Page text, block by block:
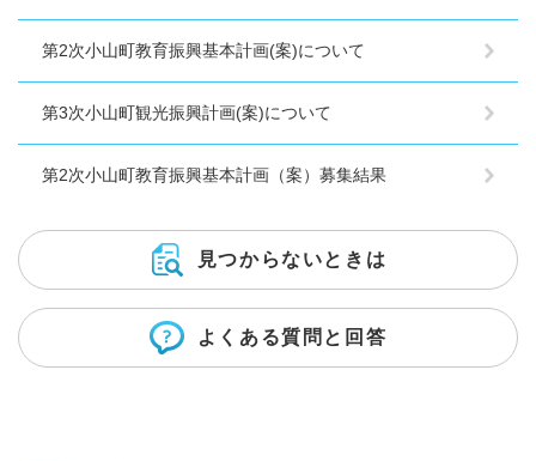
第2次小山町教育振興基本計画(案)について
第3次小山町観光振興計画(案)について
第2次小山町教育振興基本計画（案）募集結果
見つからないときは
よくある質問と回答